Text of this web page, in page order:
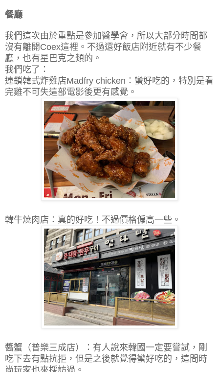
餐廳
我們這次由於重點是參加醫學會，所以大部分時間都
沒有離開Coex這裡。不過還好飯店附近就有不少餐
廳，也有星巴克之類的。
我們吃了：
連鎖韓式炸雞店Madfry chicken：蠻好吃的，特別是看
完雞不可失這部電影後更有感覺。
韓牛燒肉店：真的好吃！不過價格偏高一些。
醬蟹（普樂三成店）：有人說來韓國一定要嘗試，剛
吃下去有點抗拒，但是之後就覺得蠻好吃的，這間時